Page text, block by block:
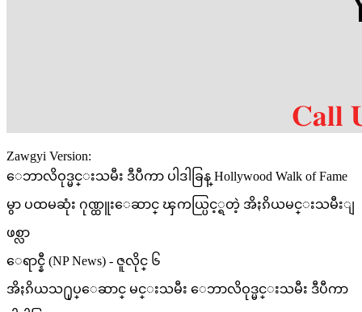
Zawgyi Version:
ေဘာလိဝုဒ္မင္းသမီး ဒီပီကာ ပါဒါခြန္ Hollywood Walk of Fame
မွာ ပထမဆုံး ဂုဏ္ထူးေဆာင္ ၾကယ္ပြင့္ရတဲ့ အိႏၵိယမင္းသမီးျ
ဖစ္လာ
ေရာင္နီ (NP News) - ဇူလိုင္ ၆
အိႏၵိယသ႐ုပ္ေဆာင္ မင္းသမီး ေဘာလိဝုဒ္မင္းသမီး ဒီပီကာ